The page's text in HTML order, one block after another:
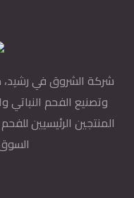
شركة الشروق في رشيد،
وتصنيع الفحم
المنتجين الرئيسيين